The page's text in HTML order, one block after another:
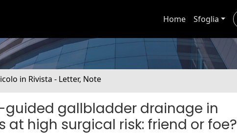
Home Sfoglia
in Rivista - Letter, Note
guided gallbladder drainage in
high surgical risk: friend or foe?